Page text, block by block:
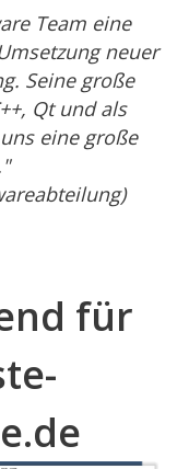
Team eine
neuer
Seine große
Qt und als
eine große
für